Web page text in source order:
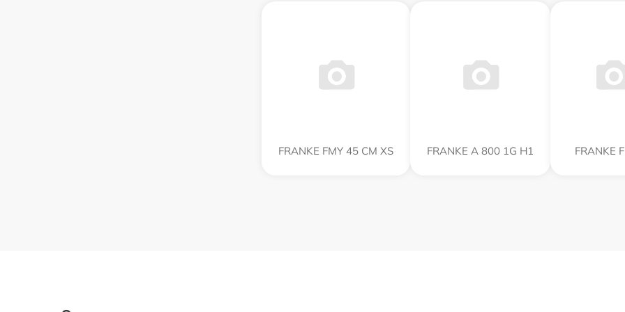
FRANKE FMY 45 CM XS FRANKE A 800 1G H1 FRANKE